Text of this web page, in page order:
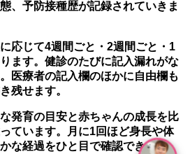
、予防接種歴が記録されていきま
応じて4週間ごと・2週間ごと・1
ます。健診のたびに記入漏れがな
医療者の記入欄のほかに自由欄も
残せます。
発育の目安と赤ちゃんの成長を比
ています。月に1回ほど身長や体
な経過をひと目で確認できます。